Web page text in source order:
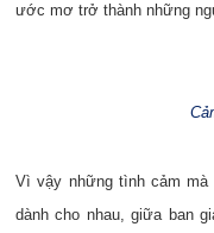
ước mơ trở thành những
Vì vậy những tình cảm mà
dành cho nhau, giữa ban